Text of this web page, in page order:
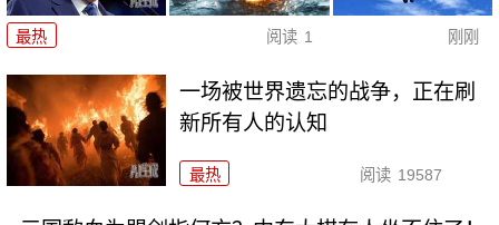
最热 阅读 1 刚刚
一场被世界遗忘的战争，正在刷
新所有人的认知
最热 阅读 19587